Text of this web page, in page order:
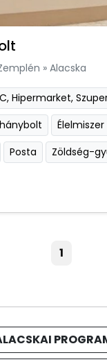
» Alacska
Hipermarket,
Élelmiszer
Posta Zöldség-
1